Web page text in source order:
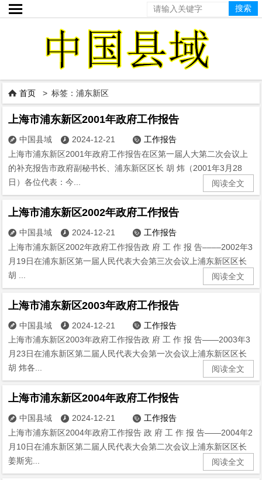

 首页 > 标签：浦东新区
上海市浦东新区2001年政府工作报告
 中国县域  2024-12-21  工作报告
上海市浦东新区2001年政府工作报告在区第一届人大第二次会议上
的补充报告市政府副秘书长、浦东新区区长 胡 炜（2001年3月28
日）各位代表：今...
阅读全文
上海市浦东新区2002年政府工作报告
 中国县域  2024-12-21  工作报告
上海市浦东新区2002年政府工作报告政 府 工 作 报 告––––2002年3
月19日在浦东新区第一届人民代表大会第三次会议上浦东新区区长
胡 ...
阅读全文
上海市浦东新区2003年政府工作报告
 中国县域  2024-12-21  工作报告
上海市浦东新区2003年政府工作报告政 府 工 作 报 告——2003年3
月23日在浦东新区第二届人民代表大会第一次会议上浦东新区区长
胡 炜各...
阅读全文
上海市浦东新区2004年政府工作报告
 中国县域  2024-12-21  工作报告
上海市浦东新区2004年政府工作报告 政 府 工 作 报 告——2004年2
月10日在浦东新区第二届人民代表大会第二次会议上浦东新区区长
姜斯宪...
阅读全文